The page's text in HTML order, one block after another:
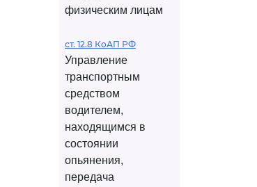
физическим лицам
ст. 12.8 КоАП РФ
Управление
транспортным
средством
водителем,
находящимся в
состоянии
опьянения,
передача